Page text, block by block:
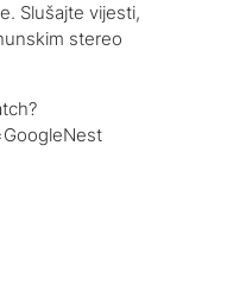
Slušajte vijesti,
stereo